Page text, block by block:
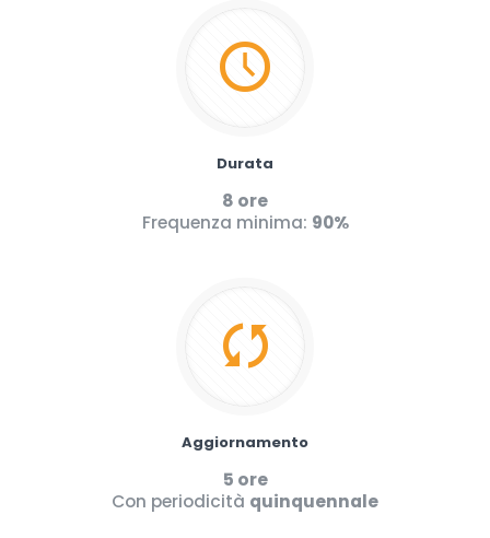
Durata
8 ore
Frequenza minima: 90%
Aggiornamento
5 ore
Con periodicità quinquennale